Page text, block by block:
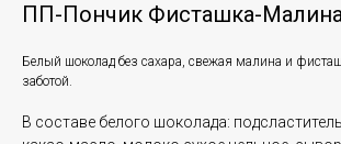
ПП-Пончик Фисташка-
Белый шоколад без сахара, свежая малина и
заботой.
В составе белого шоколада: